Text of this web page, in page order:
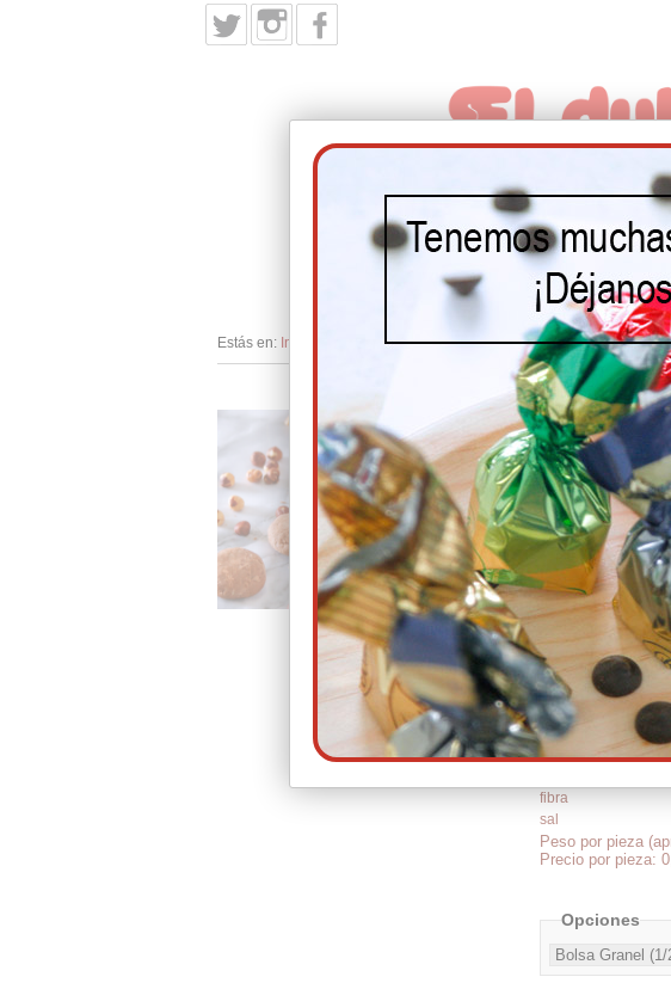
PRODUCTOS
Estás en: Inicio Especialidades con Chocolate/CHOCOLATITOS
Clic para Ampliar
Ref.: MN05
Imagina la textura
trocitos de
Ingredientes:
y Aroma de
Info Alérgenos:
Info vegetarianos:
Info Nutricional (g
kcalorias
kjulios
grasas
de las cuales
hidratos
de los cuales
fibra
sal
Peso por pieza
Precio por pieza:
Opciones